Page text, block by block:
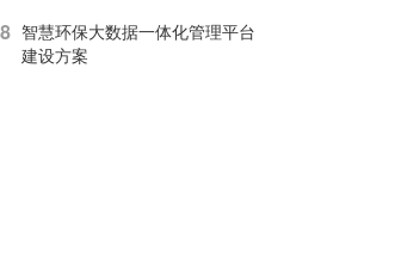
8 智慧环保大数据一体化管理平台
建设方案